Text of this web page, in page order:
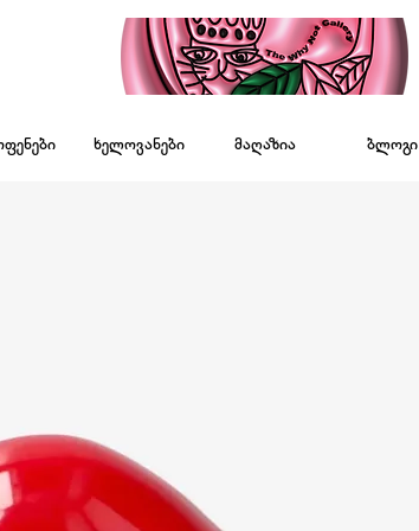
ხელოვანები მაღაზია ბლოგი